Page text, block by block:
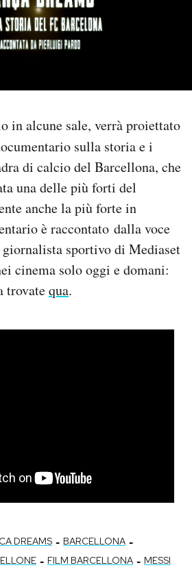
in alcune sale, verrà proiettato
sulla storia e i
di calcio del Barcellona, che
una delle più forti del
anche la più forte in
è raccontato dalla voce
sportivo di Mediaset
cinema solo oggi e domani:
trovatequa.
DREAMS - BARCELLONA -
- FILM BARCELLONA - MESSI